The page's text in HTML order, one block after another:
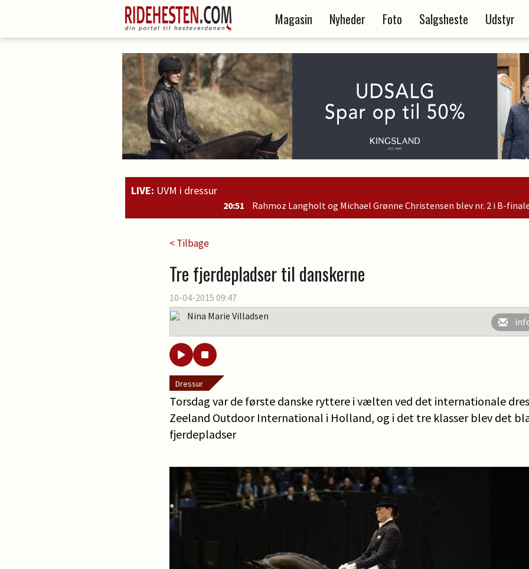
Magasin Nyheder Foto Salgsheste Udstyr
LIVE: UVM i dressur
Rahmoz Langholt og Michael Grønne Christensen blev nr. 2 i B-finalen og er dermed
< Tilbage
Tre fjerdepladser til danskerne
10-04-2015 09:47
Nina Marie Villadsen
Dressur
Torsdag var de første danske ryttere i vælten ved det internationale
Zeeland Outdoor International i Holland, og i det tre klasser blev det
fjerdepladser